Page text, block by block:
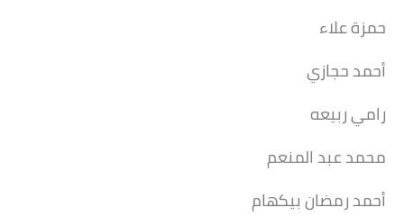
حمزة علاء
أحمد حجازي
رامي ربيعه
محمد عبد المنعم
أحمد رمضان بيكهام